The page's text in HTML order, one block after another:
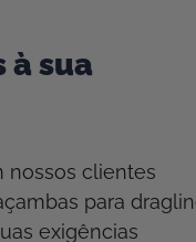
à sua
nossos clientes
para
exigências